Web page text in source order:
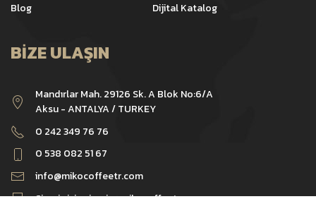
Blog
Dijital Katalog
BIZE ULAŞIN
Mandırlar Mah. 29126 Sk. A Blok No:6/A
Aksu - ANTALYA / TURKEY
0 242 349 76 76
0 538 082 51 67
info@mikocoffeetr.com